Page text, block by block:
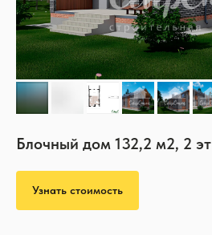
Блочный дом 132,2 м2, 2 эт
Узнать стоимость